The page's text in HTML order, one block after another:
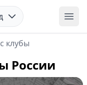
клубы
России